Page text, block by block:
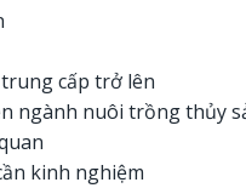
cấp trở lên
ngành nuôi trồng thủy
kinh nghiệm